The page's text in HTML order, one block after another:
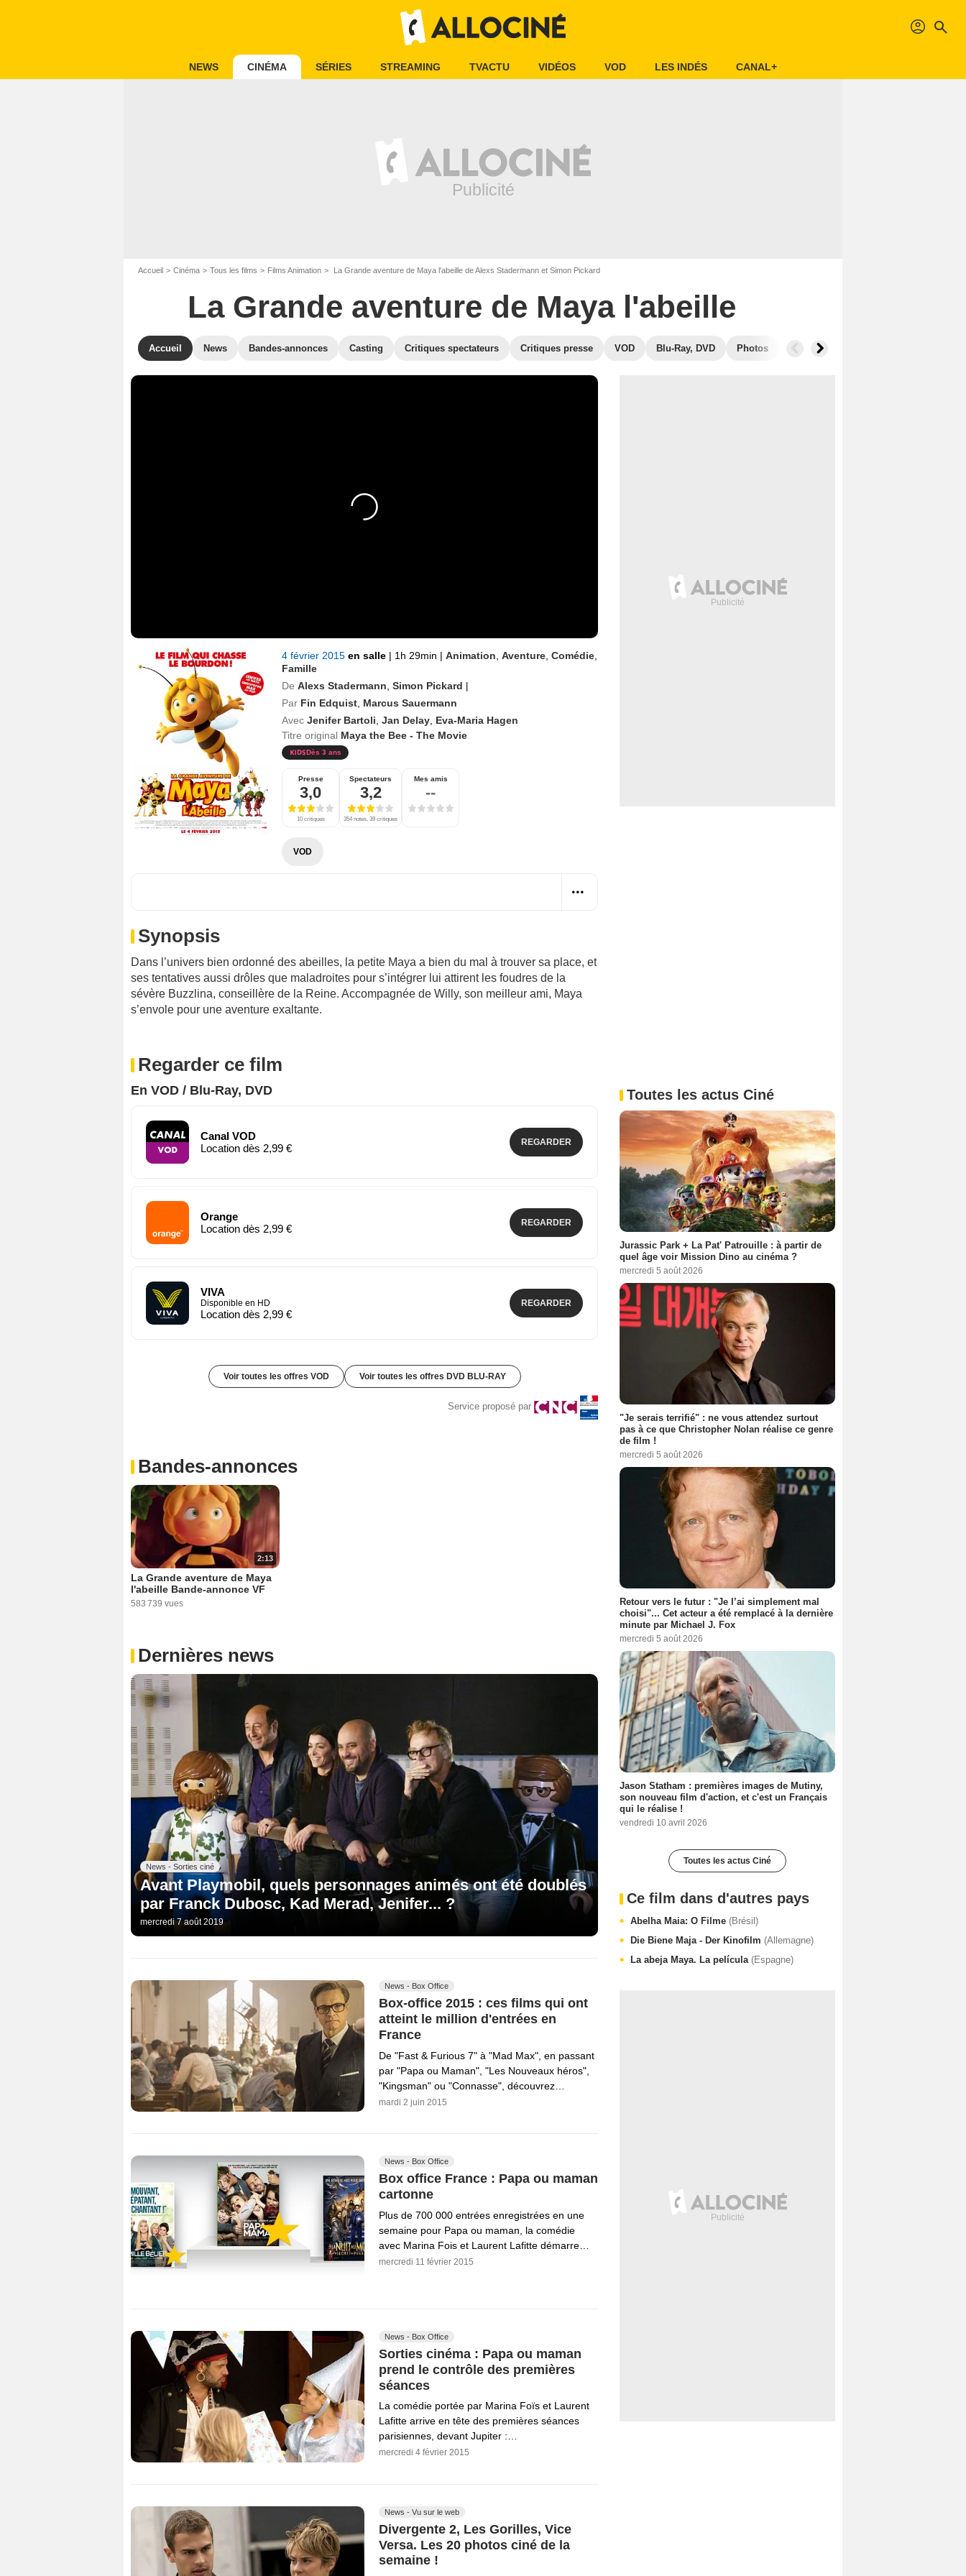
profil search
NEWS CINÉMA SÉRIES STREAMING TVACTU VIDÉOS VOD LES INDÉS CANAL+
Accueil Cinéma Tous les films Films Animation La Grande aventure de Maya l'abeille de Alexs Stadermann et Simon Pickard
La Grande aventure de Maya l'abeille
Accueil News Bandes-annonces Casting Critiques spectateurs Critiques presse VOD Blu-Ray, DVD Photos Secrets de tournage
4 février 2015 en salle | 1h 29min | Animation Aventure Comédie
Famille
De Alexs Stadermann Simon Pickard |
Par Fin Edquist Marcus Sauermann
Avec Jenifer Bartoli Jan Delay Eva-Maria Hagen
Titre original Maya the Bee - The Movie
Dès 3 ans
Presse
3,0
10 critiques
Spectateurs
3,2
354 notes, 39 critiques
Mes amis
--
VOD
Synopsis
Dans l’univers bien ordonné des abeilles, la petite Maya a bien du mal à trouver sa place, et
ses tentatives aussi drôles que maladroites pour s’intégrer lui attirent les foudres de la
sévère Buzzlina, conseillère de la Reine. Accompagnée de Willy, son meilleur ami, Maya
s’envole pour une aventure exaltante.
Regarder ce film
En VOD / Blu-Ray, DVD
Canal VOD
Location dès 2,99 €
REGARDER
Orange
Location dès 2,99 €
REGARDER
VIVA
Disponible en HD
Location dès 2,99 €
REGARDER
Voir toutes les offres VOD Voir toutes les offres DVD BLU-RAY
Service proposé par
Bandes-annonces
2:13
La Grande aventure de Maya
l'abeille Bande-annonce VF
583 739 vues
Dernières news
News - Sorties ciné
Avant Playmobil, quels personnages animés ont été doublés
par Franck Dubosc, Kad Merad, Jenifer... ?
mercredi 7 août 2019
News - Box Office
Box-office 2015 : ces films qui ont
atteint le million d'entrées en
France
De "Fast & Furious 7" à "Mad Max", en passant
par "Papa ou Maman", "Les Nouveaux héros",
"Kingsman" ou "Connasse", découvrez…
mardi 2 juin 2015
News - Box Office
Box office France : Papa ou maman
cartonne
Plus de 700 000 entrées enregistrées en une
semaine pour Papa ou maman, la comédie
avec Marina Fois et Laurent Lafitte démarre…
mercredi 11 février 2015
News - Box Office
Sorties cinéma : Papa ou maman
prend le contrôle des premières
séances
La comédie portée par Marina Foïs et Laurent
Lafitte arrive en tête des premières séances
parisiennes, devant Jupiter :…
mercredi 4 février 2015
News - Vu sur le web
Divergente 2, Les Gorilles, Vice
Versa. Les 20 photos ciné de la
semaine !
Toutes les actus Ciné
Jurassic Park + La Pat' Patrouille : à partir de
quel âge voir Mission Dino au cinéma ?
mercredi 5 août 2026
"Je serais terrifié" : ne vous attendez surtout
pas à ce que Christopher Nolan réalise ce genre
de film !
mercredi 5 août 2026
Retour vers le futur : "Je l’ai simplement mal
choisi"... Cet acteur a été remplacé à la dernière
minute par Michael J. Fox
mercredi 5 août 2026
Jason Statham : premières images de Mutiny,
son nouveau film d'action, et c'est un Français
qui le réalise !
vendredi 10 avril 2026
Toutes les actus Ciné
Ce film dans d'autres pays
Abelha Maia: O Filme (Brésil)
Die Biene Maja - Der Kinofilm (Allemagne)
La abeja Maya. La película (Espagne)